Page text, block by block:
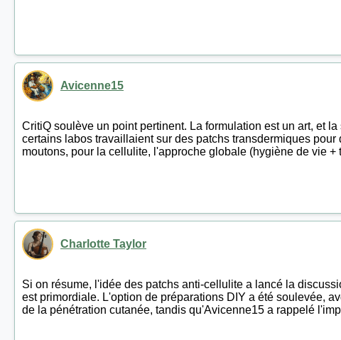
Avicenne15
CritiQ soulève un point pertinent. La formulation est un art, et
certains labos travaillaient sur des patchs transdermiques
moutons, pour la cellulite, l'approche globale (hygiène de vie
Charlotte Taylor
Si on résume, l'idée des patchs anti-cellulite a lancé la
est primordiale. L'option de préparations DIY a été soulevée,
de la pénétration cutanée, tandis qu'Avicenne15 a rappelé